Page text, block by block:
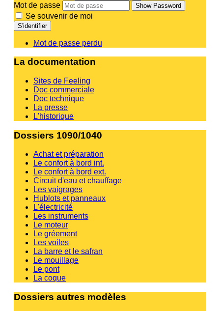
Mot de passe
Show Password
Se souvenir de moi
S'identifier
Mot de passe perdu
La documentation
Sites de Feeling
Doc commerciale
Doc technique
La presse
L'historique
Dossiers 1090/1040
Achat et préparation
Le confort à bord int.
Le confort à bord ext.
Circuit d'eau et chauffage
Les vaigrages
Hublots et panneaux
L'électricité
Les instruments
Le moteur
Le gréement
Les voiles
La barre et le safran
Le mouillage
Le pont
La coque
Dossiers autres modèles